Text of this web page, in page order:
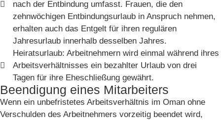
nach der Entbindung umfasst. Frauen, die den
zehnwöchigen Entbindungsurlaub in Anspruch nehmen,
erhalten auch das Entgelt für ihren regulären
Jahresurlaub innerhalb desselben Jahres.
Heiratsurlaub: Arbeitnehmern wird einmal während ihres
Arbeitsverhältnisses ein bezahlter Urlaub von drei
Tagen für ihre Eheschließung gewährt.
Beendigung eines Mitarbeiters
Wenn ein unbefristetes Arbeitsverhältnis im Oman ohne
Verschulden des Arbeitnehmers vorzeitig beendet wird,